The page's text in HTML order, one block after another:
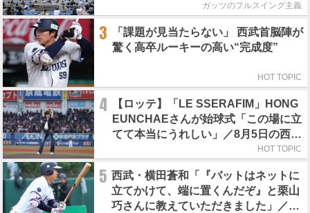
ガッツのフルスイング主義
3
「課題が見当たらない」 西武首脳陣が
驚く高卒ルーキーの高い“完成度”
HOT TOPIC
4
【ロッテ】「LE SSERAFIM」HONG
EUNCHAEさんが始球式「この場に立
てて本当にうれしい」／8月5日の西武
HOT TOPIC
5 西武・横田蒼和「『バットはネットに
立てかけて、端に置くんだぞ』と栗山
巧さんに教えていただきました」／憧